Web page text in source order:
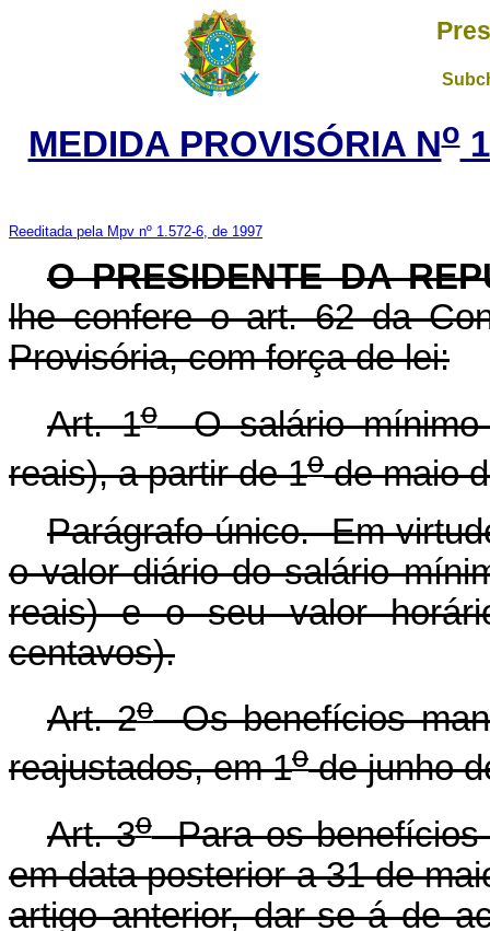
MEDIDA PROVISÓRIA No
Reeditada pela Mpv nº 1.572-6, de 1997
O PRESIDENTE DA
lhe confere o art. 62 da
Provisória, com força de lei:
Art. 1oO salário mínimo
reais), a partir de 1ode maio
Parágrafo único. Em
o valor diário do salário
reais) e o seu valor
centavos).
Art. 2oOs benefícios
reajustados, em 1ode junho
Art. 3oPara os benefícios
em data posterior a 31 de
artigo anterior, dar-se-á de